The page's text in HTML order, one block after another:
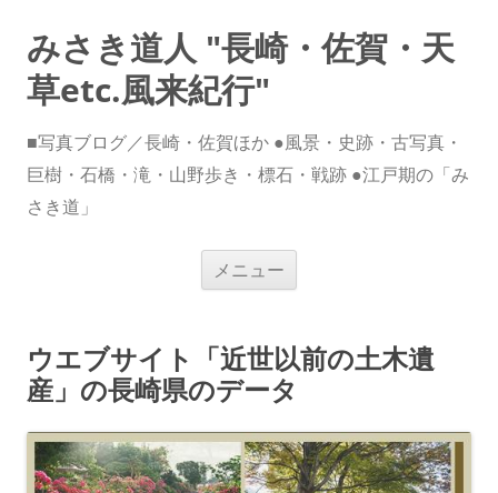
みさき道人 "長崎・佐賀・天
草etc.風来紀行"
■写真ブログ／長崎・佐賀ほか ●風景・史跡・古写真・
巨樹・石橋・滝・山野歩き・標石・戦跡 ●江戸期の「み
さき道」
メニュー
ス
キ
ウエブサイト「近世以前の土木遺
産」の長崎県のデータ